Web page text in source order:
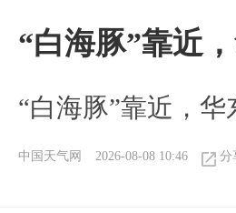
“白海豚”靠近
“白海豚”靠近，
中国天气网 2026-08-08 10:46 分